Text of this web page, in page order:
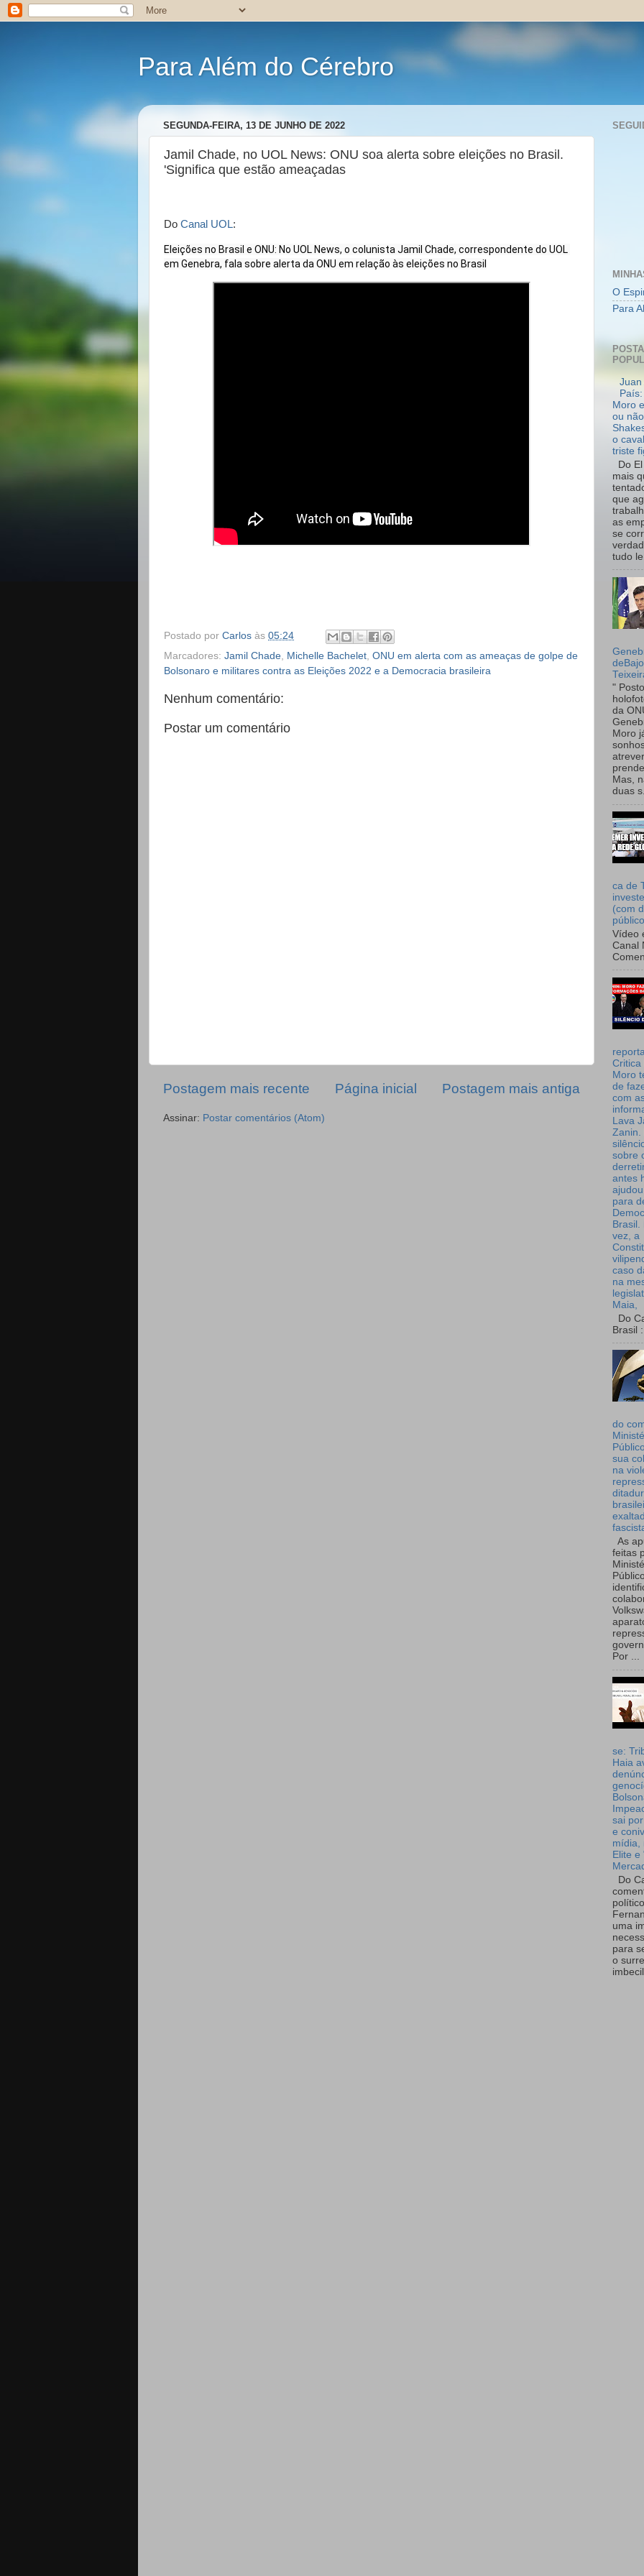
Para Além do Cérebro
SEGUNDA-FEIRA, 13 DE JUNHO DE 2022
Jamil Chade, no UOL News: ONU soa alerta sobre eleições no Brasil.
'Significa que estão ameaçadas
Do Canal UOL:
Eleições no Brasil e ONU: No UOL News, o colunista Jamil Chade, correspondente do UOL
em Genebra, fala sobre alerta da ONU em relação às eleições no Brasil
Postado por Carlos às 05:24
Marcadores: Jamil Chade Michelle Bachelet ONU em alerta com as ameaças de golpe de
Bolsonaro e militares contra as Eleições 2022 e a Democracia brasileira
Nenhum comentário:
Postar um comentário
Postagem mais recente Postagem mais antiga
Página inicial
Assinar: Postar comentários (Atom)
O
Para
Juan
Moro
ou
o
triste
Do
mais
que
as
se
tudo
"
da
Moro
Mas,
duas
ca de
(com
Vídeo
Canal
Critica
Moro
de
com
Lava
Zanin.
sobre
antes
para
Brasil.
vez, a
caso
na
Maia,
Do
Brasil :
do
sua
na
As
feitas
Por ...
se:
Haia
sai
e
mídia,
Elite e
Do
uma
para
o